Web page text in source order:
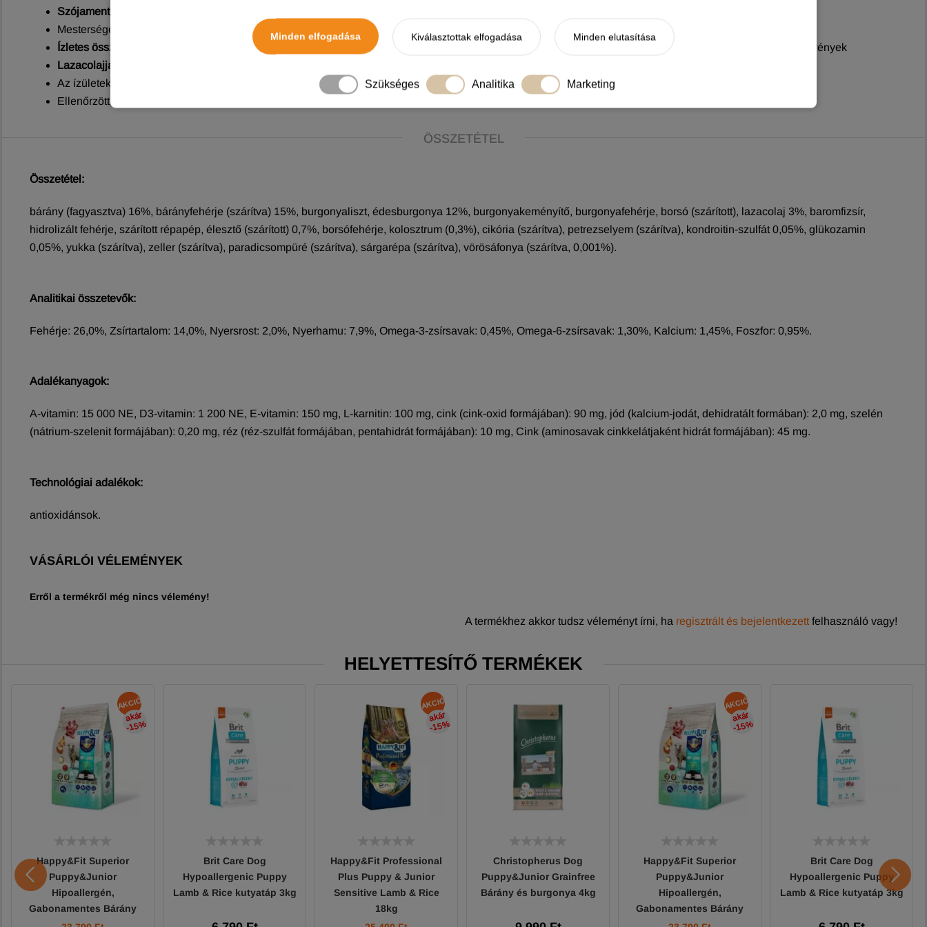
Minden elfogadása Kiválasztottak elfogadása Minden elutasítása
Szükséges Analitika Marketing
Szójamentes:
Mesterséges aromáktól, illetve búzagluténtól
Ízletes összetevőkből:
kiváló minőségű, friss vagy dehidratált húsokból, illetve igazán különleges összetevőkből, mint a sütötők, áfonya, aloe vera, gyógynövények
Lazacolajjal
Az ízületek védelme érdekében
glükozamint és kondroitin-szulfátottartalmaz.
Ellenőrzött gazdaságokból származó összetevők.
ÖSSZETÉTEL
Összetétel:
bárány (fagyasztva) 16%, bárányfehérje (szárítva) 15%, burgonyaliszt, édesburgonya 12%, burgonyakeményítő, burgonyafehérje, borsó (szárított), lazacolaj 3%, baromfizsír,
hidrolizált fehérje, szárított répapép, élesztő (szárított) 0,7%, borsófehérje, kolosztrum (0,3%), cikória (szárítva), petrezselyem (szárítva), kondroitin-szulfát 0,05%, glükozamin
0,05%, yukka (szárítva), zeller (szárítva), paradicsompüré (szárítva), sárgarépa (szárítva), vörösáfonya (szárítva, 0,001%).
Analitikai összetevők:
Fehérje: 26,0%, Zsírtartalom: 14,0%, Nyersrost: 2,0%, Nyerhamu: 7,9%, Omega-3-zsírsavak: 0,45%, Omega-6-zsírsavak: 1,30%, Kalcium: 1,45%, Foszfor: 0,95%.
Adalékanyagok:
A-vitamin: 15 000 NE, D3-vitamin: 1 200 NE, E-vitamin: 150 mg, L-karnitin: 100 mg, cink (cink-oxid formájában): 90 mg, jód (kalcium-jodát, dehidratált formában): 2,0 mg, szelén
(nátrium-szelenit formájában): 0,20 mg, réz (réz-szulfát formájában, pentahidrát formájában): 10 mg, Cink (aminosavak cinkkelátjaként hidrát formájában): 45 mg.
Technológiai adalékok:
antioxidánsok.
VÁSÁRLÓI VÉLEMÉNYEK
Erről a termékről még nincs vélemény!
A termékhez akkor tudsz véleményt írni, ha regisztrált és bejelentkezett felhasználó vagy!
HELYETTESÍTŐ TERMÉKEK
AKCIÓ
akár
-15
%
Happy&Fit Superior
Puppy&Junior
Hipoallergén,
Gabonamentes Bárány
édesburgonyával 10kg
Brit Care Dog
Hypoallergenic Puppy
Lamb & Rice kutyatáp 3kg
AKCIÓ
akár
-15
%
Happy&Fit Professional
Plus Puppy & Junior
Sensitive Lamb & Rice
18kg
Christopherus Dog
Puppy&Junior Grainfree
Bárány és burgonya 4kg
AKCIÓ
akár
-15
%
Happy&Fit Superior
Puppy&Junior
Hipoallergén,
Gabonamentes Bárány
édesburgonyával 10kg
Brit Care Dog
Hypoallergenic Puppy
Lamb & Rice kutyatáp 3kg